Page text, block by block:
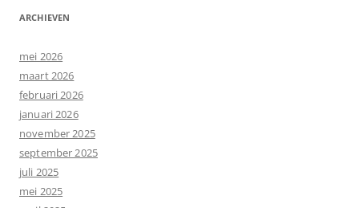
ARCHIEVEN
mei 2026
maart 2026
februari 2026
januari 2026
november 2025
september 2025
juli 2025
mei 2025